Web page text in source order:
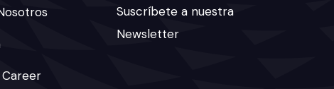
Suscríbete a nuestra
Newsletter